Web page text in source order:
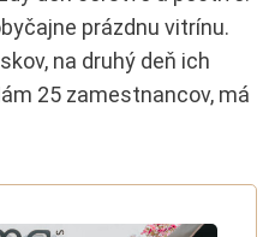
prázdnu vitrínu.
na druhý deň ich
25 zamestnancov, má